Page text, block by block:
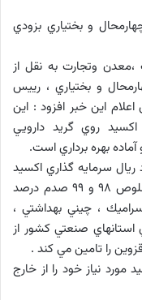
و بختياري بزودي
،معدن وتجارت به نقل از
و بختياري ، رييس
اين خبر افزود : اين
اكسيد روي گريد دارويي
بهره برداري است.
: اين كارخانه با 26 ميليارد ريال سرمايه گذاري اكسيد
روي گريد دارويي 99 و 99 صدم در صد و خلوص 98 و 99 صدم درصد
، چيني بهداشتي ،
صنعتي كشور از
را تامين مي كند .
نياز خود را از خارج